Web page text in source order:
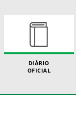
DIÁRIO
OFICIAL